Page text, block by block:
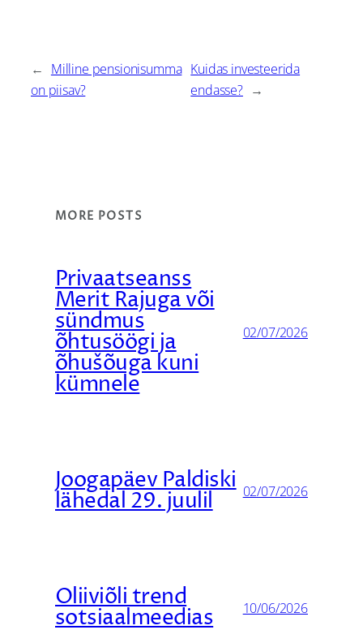
← Milline pensionisumma
on piisav?
Kuidas investeerida
endasse? →
MORE POSTS
Privaatseanss
Merit Rajuga või
sündmus
õhtusöögi ja
õhušõuga kuni
kümnele
02/07/2026
Joogapäev Paldiski
lähedal 29. juulil 02/07/2026
Oliiviõli trend
sotsiaalmeedias 10/06/2026